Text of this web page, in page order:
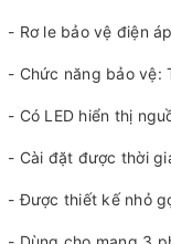
- Rơ le bảo vệ điện áp
- Chức năng bảo vệ:
- Có LED hiển thị
- Cài đặt được thời
- Được thiết kế nhỏ